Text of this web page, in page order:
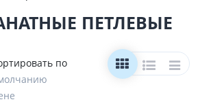
ПЕТЛЕВЫЕ
по